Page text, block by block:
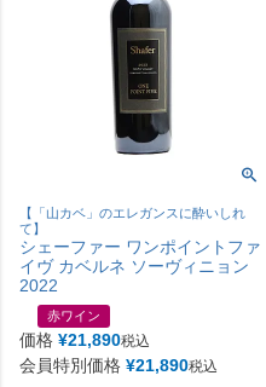
【「山カベ」のエレガンスに酔いしれ
て】
シェーファー ワンポイントファ
イヴ カベルネ ソーヴィニョン
2022
赤ワイン
価格 ¥21,890税込
会員特別価格 ¥21,890税込